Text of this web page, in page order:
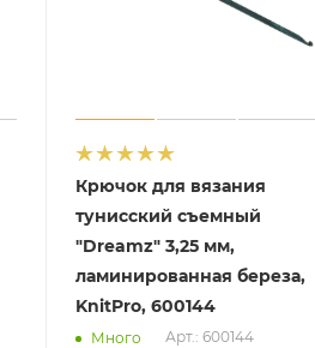
Крючок для вязания
тунисский съемный
"Dreamz" 3,25 мм,
ламинированная береза,
KnitPro, 600144
Много Арт.: 600144